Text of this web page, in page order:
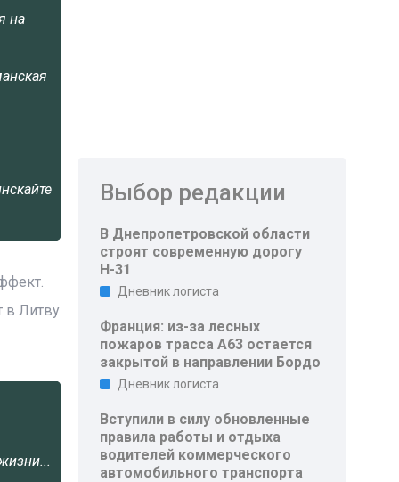
на
в Литву
Выбор редакции
В Днепропетровской области
строят современную дорогу
Н-31
Дневник логиста
Франция: из-за лесных
пожаров трасса A63 остается
закрытой в направлении Бордо
Дневник логиста
Вступили в силу обновленные
правила работы и отдыха
водителей коммерческого
автомобильного транспорта